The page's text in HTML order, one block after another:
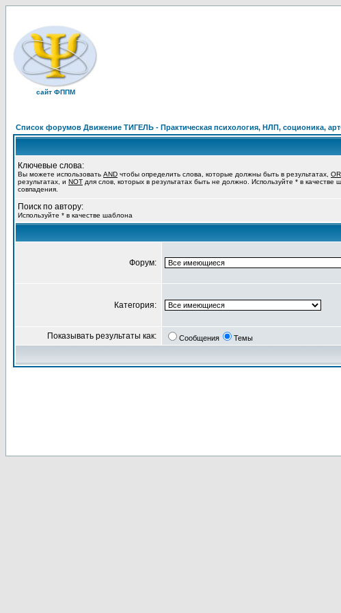
сайт ФППМ
Список форумов Движение ТИГЕЛЬ - Практическая психология, НЛП, соционика,
Ключевые слова:
Вы можете использовать AND чтобы определить слова, которые должны быть в результатах, OR
результатах, и NOT для слов, которых в результатах быть не должно. Используйте * в качестве
совпадения.
Поиск по автору:
Используйте * в качестве шаблона
Форум:
Категория:
Показывать результаты как: Сообщения Темы